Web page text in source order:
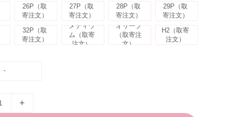
26P（取
寄注文）
27P（取
寄注文）
28P（取
寄注文）
29P（取
寄注文）
32P（取
寄注文）
メディウ
ム（取寄
注文）
オリーブ
（取寄注
文）
H2（取寄
注文）
-
+